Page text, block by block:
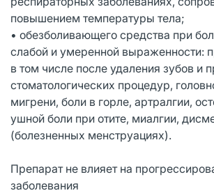
повышением температуры тела;
• обезболивающего средства при
слабой и умеренной выраженности:
в том числе после удаления зубов и
стоматологических процедур,
мигрени, боли в горле, артралгии,
ушной боли при отите, миалгии,
(болезненных менструациях).
Препарат не влияет на
заболевания